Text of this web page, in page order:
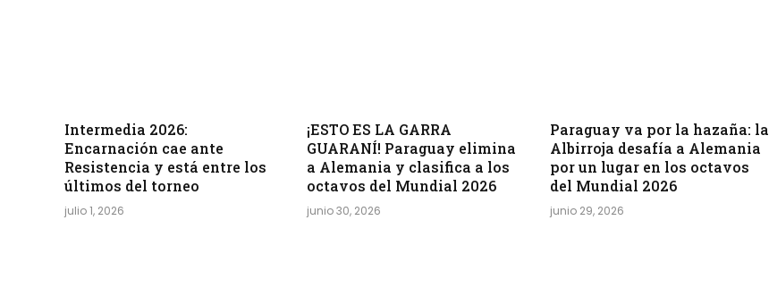
Intermedia 2026:
Encarnación cae ante
Resistencia y está entre los
últimos del torneo
julio 1, 2026
¡ESTO ES LA GARRA
GUARANÍ! Paraguay elimina
a Alemania y clasifica a los
octavos del Mundial 2026
junio 30, 2026
Paraguay va por la hazaña: la
Albirroja desafía a Alemania
por un lugar en los octavos
del Mundial 2026
junio 29, 2026